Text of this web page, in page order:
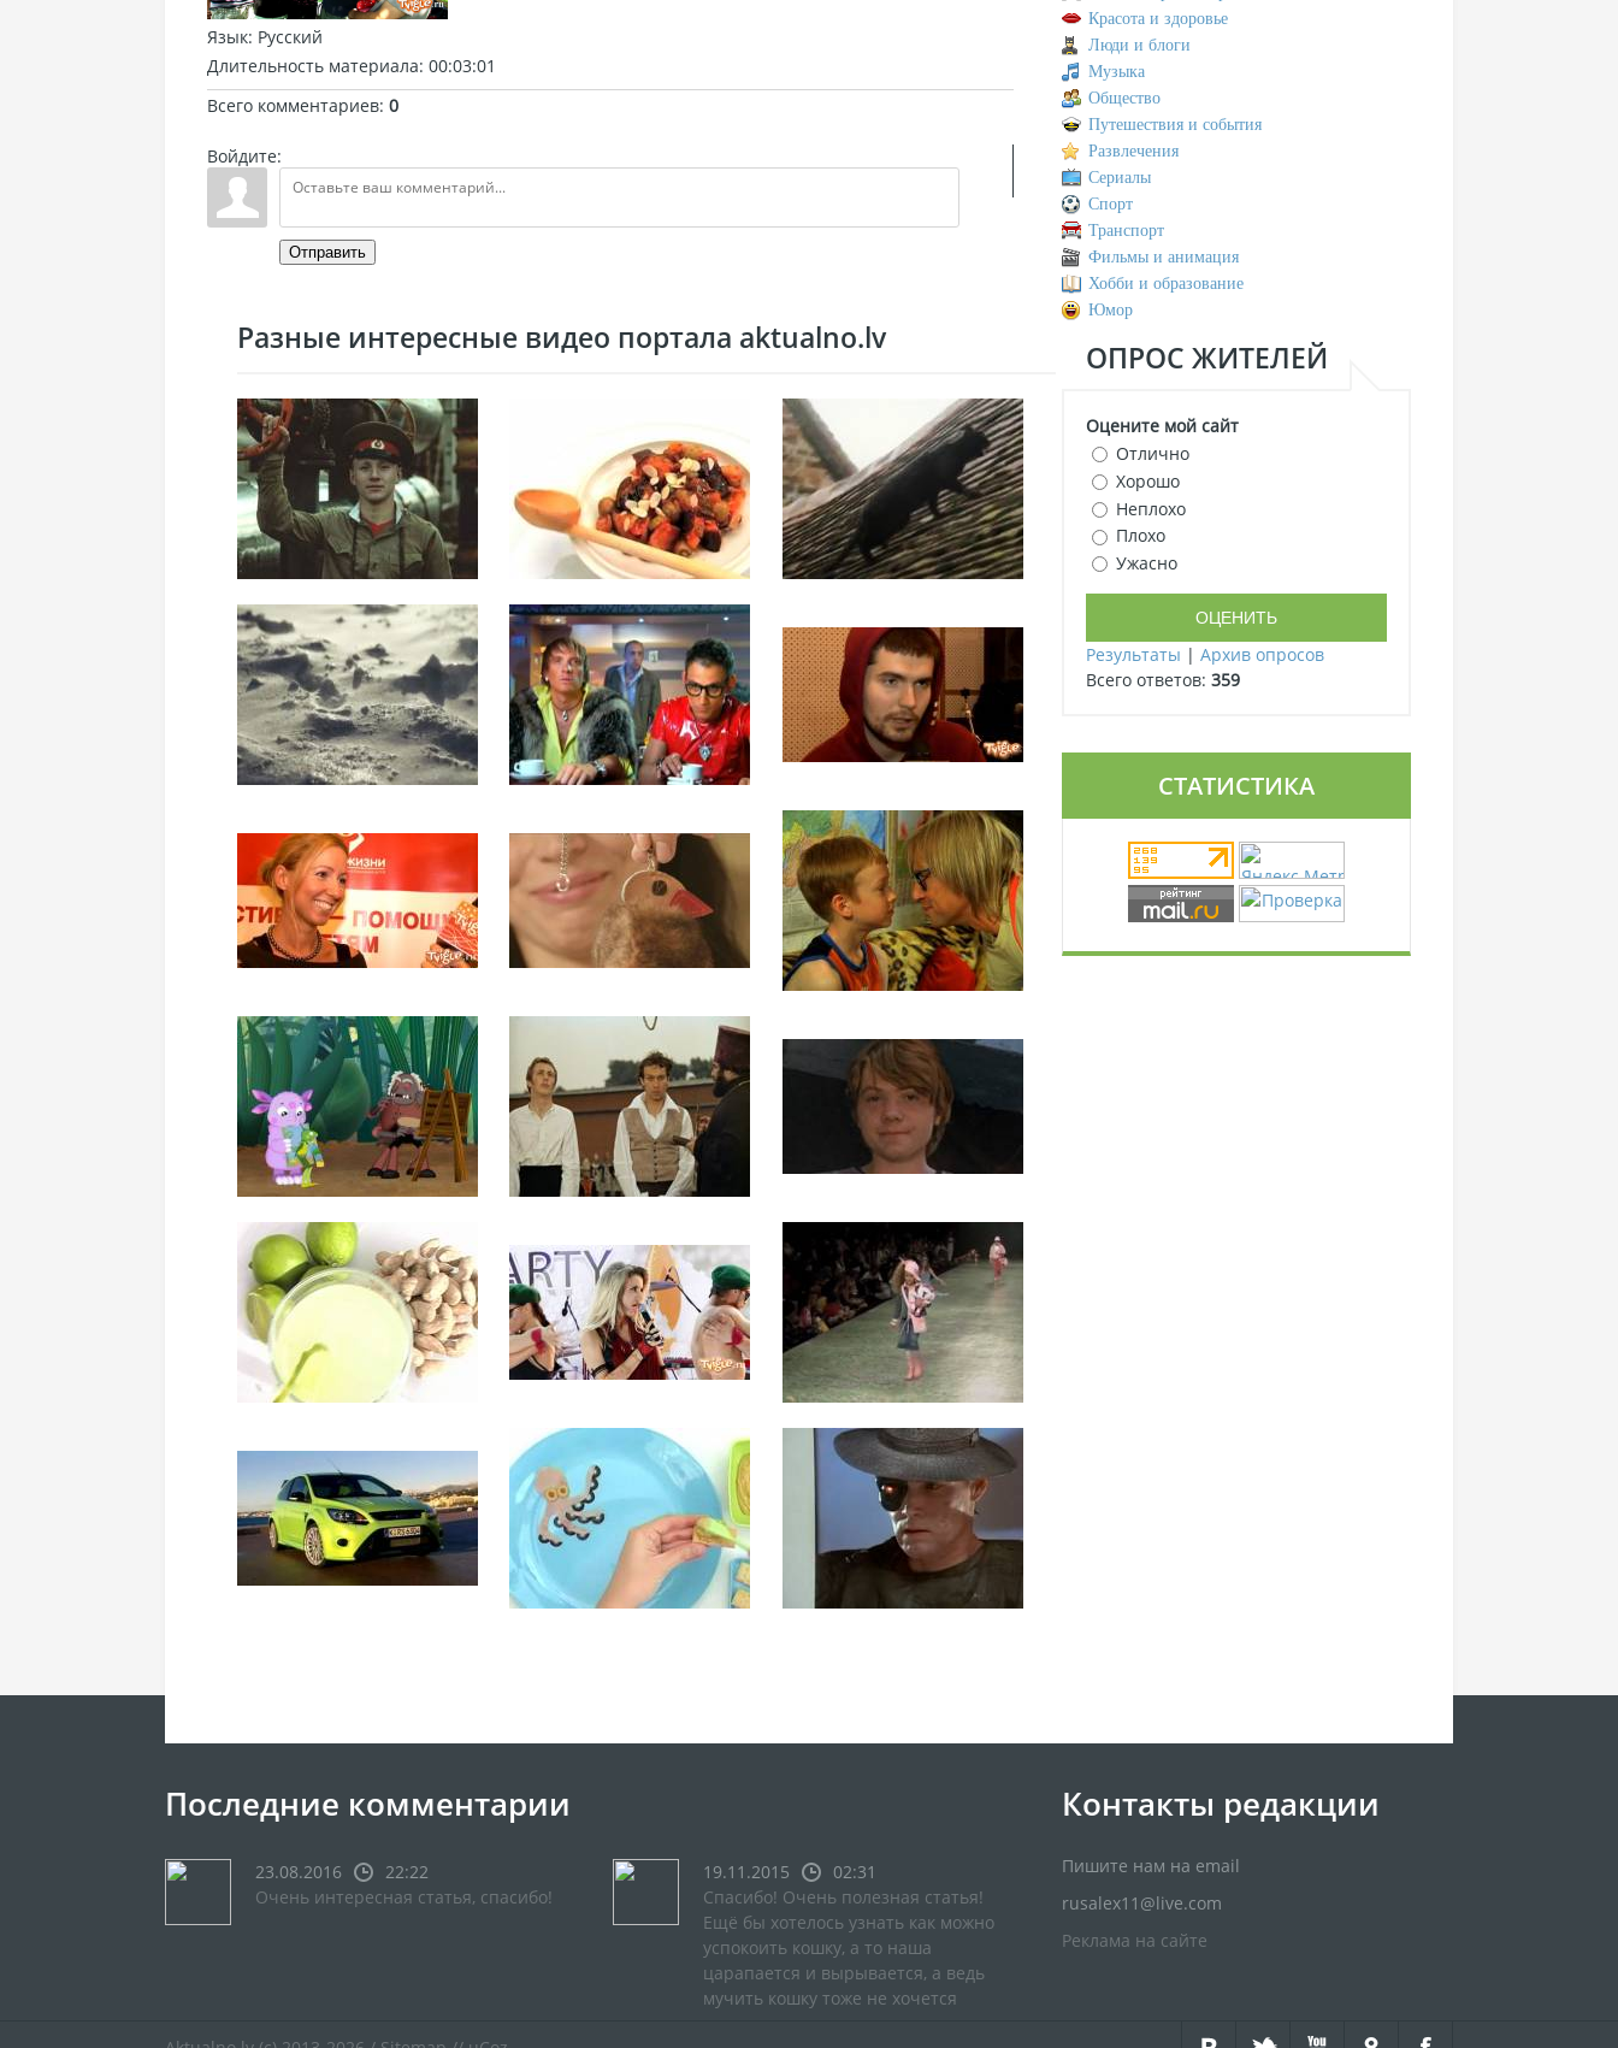
Язык: Русский
Длительность материала: 00:03:01
Всего комментариев: 0
Войдите:
Отправить
Разные интересные видео портала aktualno.lv
Красота и здоровье
Люди и блоги
Музыка
Общество
Путешествия и события
Развлечения
Сериалы
Спорт
Транспорт
Фильмы и анимация
Хобби и образование
Юмор
ОПРОС ЖИТЕЛЕЙ
Оцените мой сайт
Отлично
Хорошо
Неплохо
Плохо
Ужасно
Результаты | Архив опросов
Всего ответов: 359
СТАТИСТИКА
Последние комментарии
23.08.2016
22:22
Очень интересная статья, спасибо!
19.11.2015
02:31
Спасибо! Очень полезная статья!
Ещё бы хотелось узнать как можно
успокоить кошку, а то наша
царапается и вырывается, а ведь
мучить кошку тоже не хочется
Контакты редакции
Пишите нам на email
rusalex11@live.com
Реклама на сайте